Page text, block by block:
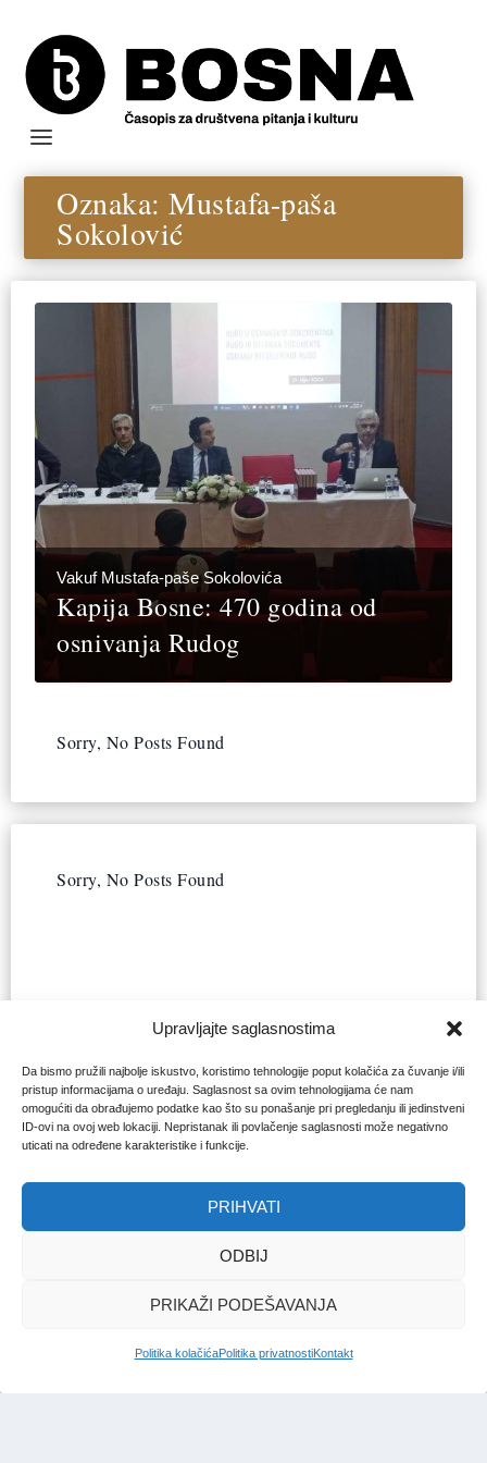
Upravljajte saglasnostima
Da bismo pružili najbolje iskustvo, koristimo tehnologije poput kolačića za čuvanje i/ili
pristup informacijama o uređaju. Saglasnost sa ovim tehnologijama će nam
omogućiti da obrađujemo podatke kao što su ponašanje pri pregledanju ili jedinstveni
ID-ovi na ovoj web lokaciji. Nepristanak ili povlačenje saglasnosti može negativno
uticati na određene karakteristike i funkcije.
PRIHVATI
ODBIJ
PRIKAŽI PODEŠAVANJA
Politika kolačićaPolitika privatnostiKontakt
Oznaka:Mustafa-paša
Sokolović
Vakuf Mustafa-paše Sokolovića
Kapija Bosne: 470 godina od
osnivanja Rudog
Sorry, No Posts Found
Sorry, No Posts Found